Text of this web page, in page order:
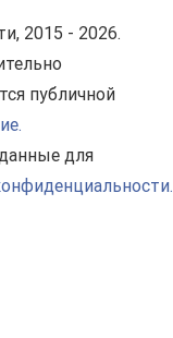
2015 - 2026.
публичной
для